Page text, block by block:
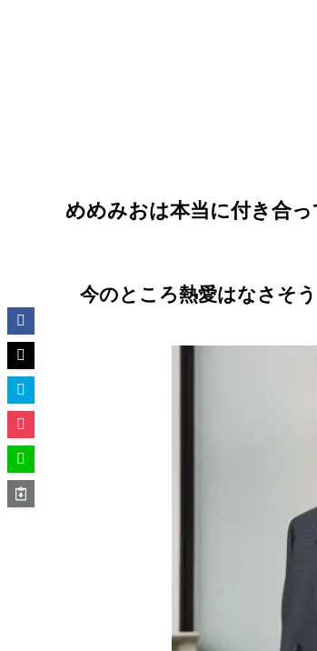
めめみおは本当に付き合っ
今のところ熱愛はなさそう